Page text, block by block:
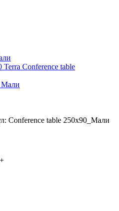
Terra Conference table
Conference table 250x90_Мали
+